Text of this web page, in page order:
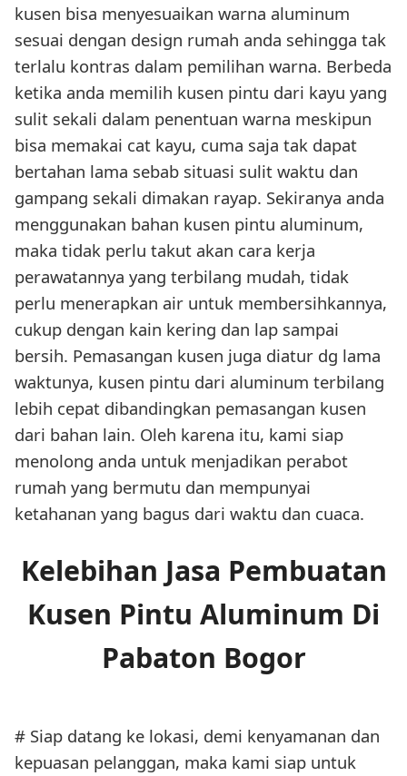
kusen bisa menyesuaikan warna aluminum
sesuai dengan design rumah anda sehingga tak
terlalu kontras dalam pemilihan warna. Berbeda
ketika anda memilih kusen pintu dari kayu yang
sulit sekali dalam penentuan warna meskipun
bisa memakai cat kayu, cuma saja tak dapat
bertahan lama sebab situasi sulit waktu dan
gampang sekali dimakan rayap. Sekiranya anda
menggunakan bahan kusen pintu aluminum,
maka tidak perlu takut akan cara kerja
perawatannya yang terbilang mudah, tidak
perlu menerapkan air untuk membersihkannya,
cukup dengan kain kering dan lap sampai
bersih. Pemasangan kusen juga diatur dg lama
waktunya, kusen pintu dari aluminum terbilang
lebih cepat dibandingkan pemasangan kusen
dari bahan lain. Oleh karena itu, kami siap
menolong anda untuk menjadikan perabot
rumah yang bermutu dan mempunyai
ketahanan yang bagus dari waktu dan cuaca.
Kelebihan Jasa Pembuatan
Kusen Pintu Aluminum Di
Pabaton Bogor
# Siap datang ke lokasi, demi kenyamanan dan
kepuasan pelanggan, maka kami siap untuk